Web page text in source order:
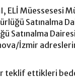
ELİ Müessesesi
Satınalma
Satınalma
İzmir
teklif ettikleri